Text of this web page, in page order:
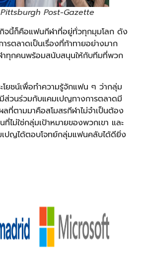
Post-Gazette
จนี้ก็คือแฟนกีฬาที่อยู่ทั่วทุกมุมโลก ดัง
รตลาดเป็นเรื่องที่ท้าทายอย่างมาก
าทุกคนพร้อมสนับสนุนให้กับทีมที่พวก
โยชน์เพื่อทำความรู้จักแฟน ๆ ว่ากลุ่ม
ส่วนร่วมกับแคมเปญทางการตลาดมี
ที่ตามมาคือสโมสรกีฬาไม่จำเป็นต้อง
ไม่ใช่กลุ่มเป้าหมายของพวกเขา และ
ปญได้ตอบโจทย์กลุ่มแฟนคลับได้ดียิ่ง